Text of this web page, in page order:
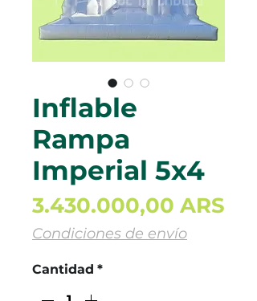
Inflable
Rampa
Imperial 5x4
3.430.000,00 ARS
Condiciones de envío
Cantidad *